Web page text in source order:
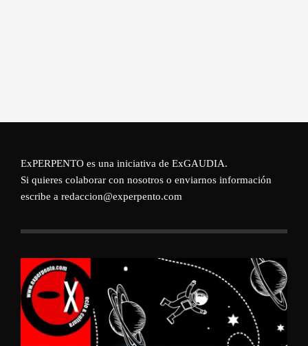
ExPERPENTO es una iniciativa de ExGAUDIA.
Si quieres colaborar con nosotros o enviarnos información
escribe a redaccion@experpento.com